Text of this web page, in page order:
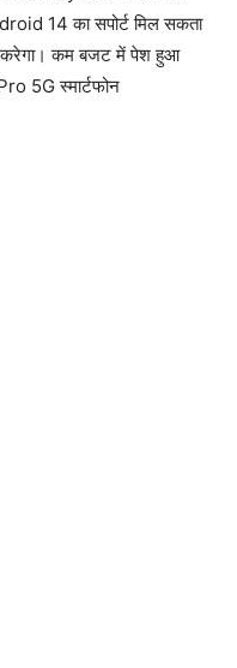
14 का सपोर्ट मिल सकता
करेगा। कम बजट में पेश हुआ
5G स्मार्टफोन